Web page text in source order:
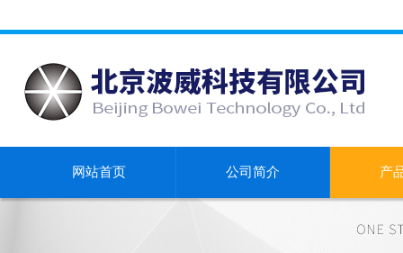
网站首页 公司简介 产